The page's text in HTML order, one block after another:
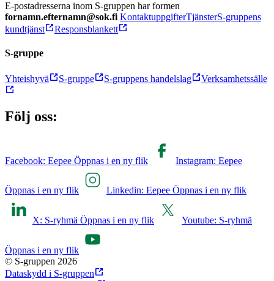
E-postadresserna inom S-gruppen har formen
fornamn.efternamn@sok.fi KontaktuppgifterTjänsterS-gruppens
kundtjänst
Responsblankett
S-gruppe
Yhteishyvä S-gruppe S-gruppens handelslag Verksamhetssälle
Följ oss:
Facebook: Eepee Öppnas i en ny flik Instagram: Eepee
Öppnas i en ny flik Linkedin: Eepee Öppnas i en ny flik
X: S-ryhmä Öppnas i en ny flik Youtube: S-ryhmä
Öppnas i en ny flik
© S-gruppen 2026
Dataskydd i S-gruppen